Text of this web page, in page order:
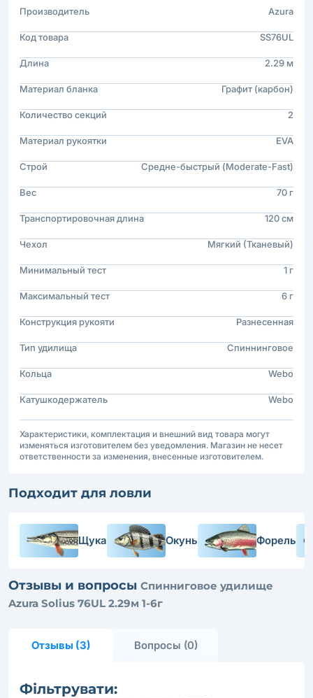
Производитель Azura
Код товара SS76UL
Длина 2.29 м
Материал бланка Графит (карбон)
Количество секций 2
Материал рукоятки EVA
Строй Средне-быстрый (Moderate-Fast)
Вес 70 г
Транспортировочная длина 120 см
Чехол Мягкий (Тканевый)
Минимальный тест 1 г
Максимальный тест 6 г
Конструкция рукояти Разнесенная
Тип удилища Спиннинговое
Кольца Webo
Катушкодержатель Webo
Характеристики, комплектация и внешний вид товара могут
изменяться изготовителем без уведомления. Магазин не несет
ответственности за изменения, внесенные изготовителем.
Подходит для ловли
Щука Окунь Форель
Отзывы и вопросы Спинниговое удилище
Azura Solius 76UL 2.29м 1-6г
Отзывы (3) Вопросы (0)
Фільтрувати: